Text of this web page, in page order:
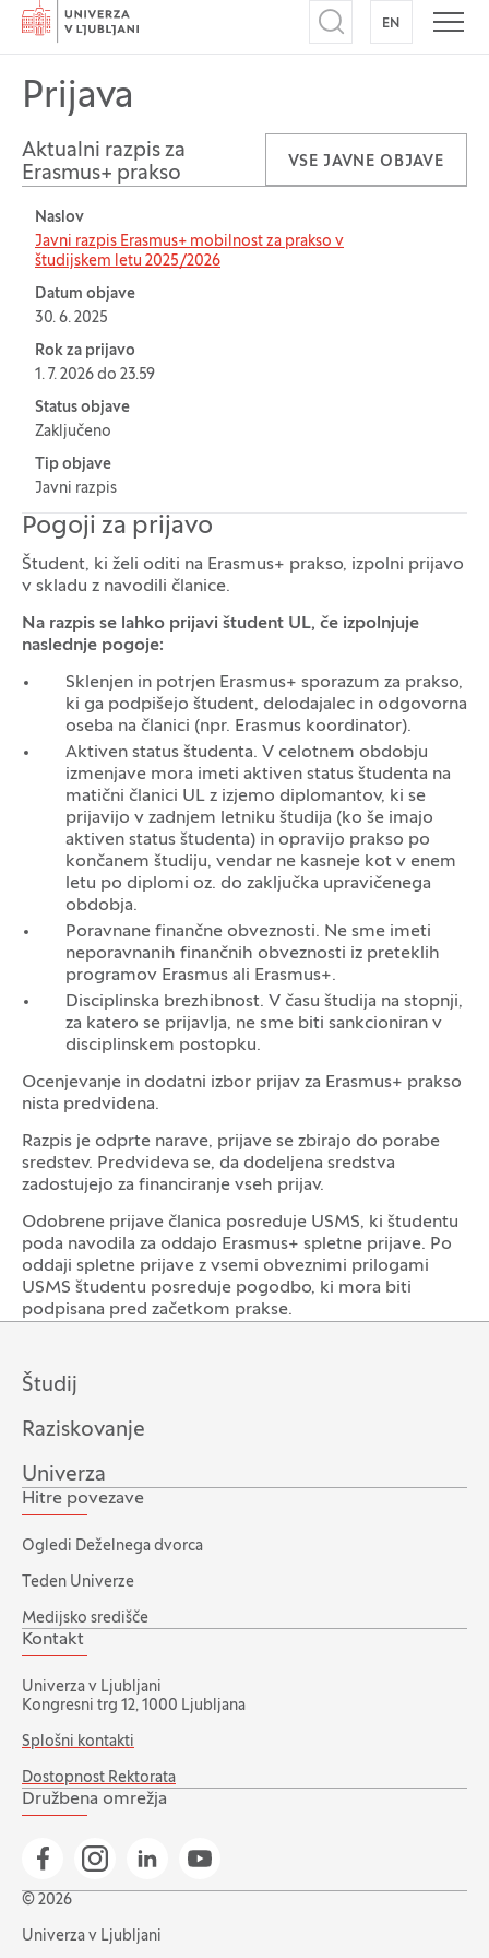
Domov
Odpri iskalnik
EN NA
Prijava
Aktualni razpis za
Erasmus+ prakso
VSE JAVNE OBJAVE
Tabela za: Aktualni razpis za Erasmus+ prakso
Naslov
Javni razpis Erasmus+ mobilnost za prakso v
študijskem letu 2025/2026
Datum objave
30. 6. 2025
Rok za prijavo
1. 7. 2026 do 23.59
Status objave
Zaključeno
Tip objave
Javni razpis
Pogoji za prijavo
Študent, ki želi oditi na Erasmus+ prakso, izpolni prijavo
v skladu z navodili članice.
Na razpis se lahko prijavi študent UL, če izpolnjuje
naslednje pogoje:
Sklenjen in potrjen Erasmus+ sporazum za prakso,
ki ga podpišejo študent, delodajalec in odgovorna
oseba na članici (npr. Erasmus koordinator).
Aktiven status študenta. V celotnem obdobju
izmenjave mora imeti aktiven status študenta na
matični članici UL z izjemo diplomantov, ki se
prijavijo v zadnjem letniku študija (ko še imajo
aktiven status študenta) in opravijo prakso po
končanem študiju, vendar ne kasneje kot v enem
letu po diplomi oz. do zaključka upravičenega
obdobja.
Poravnane finančne obveznosti. Ne sme imeti
neporavnanih finančnih obveznosti iz preteklih
programov Erasmus ali Erasmus+.
Disciplinska brezhibnost. V času študija na stopnji,
za katero se prijavlja, ne sme biti sankcioniran v
disciplinskem postopku.
Ocenjevanje in dodatni izbor prijav za Erasmus+ prakso
nista predvidena.
Razpis je odprte narave, prijave se zbirajo do porabe
sredstev. Predvideva se, da dodeljena sredstva
zadostujejo za financiranje vseh prijav.
Odobrene prijave članica posreduje USMS, ki študentu
poda navodila za oddajo Erasmus+ spletne prijave. Po
oddaji spletne prijave z vsemi obveznimi prilogami
USMS študentu posreduje pogodbo, ki mora biti
podpisana pred začetkom prakse.
Študij
Raziskovanje
Univerza
Hitre povezave
Ogledi Deželnega dvorca
Teden Univerze
Medijsko središče
Kontakt
Univerza v Ljubljani
Kongresni trg 12, 1000 Ljubljana
Splošni kontakti
Dostopnost Rektorata
Družbena omrežja
Pojdi na našo Facebook stran
Pojdi na našo Instagram stran
Pojdi na Linkedin stran
Pojdi na YouTube stran
© 2026
Univerza v Ljubljani